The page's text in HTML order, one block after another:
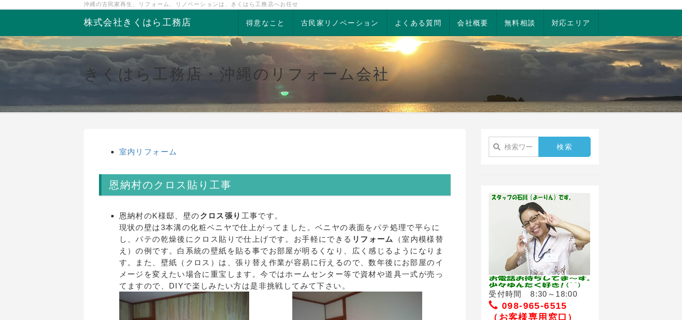
沖縄の古民家再生、リフォーム、リノベーションは、きくはら工務店へお任せ
株式会社きくはら工務店 得意なこと 古民家リノベーション よくある質問 会社概要 無料相談 対応エリア
きくはら工務店・沖縄のリフォーム会社
室内リフォーム
恩納村のクロス貼り工事
恩納村のK様邸、壁のクロス張り 工事です。
現状の壁は3本溝の化粧ベニヤで仕上がってました。ベニヤの表面をパテ処理で平らに
し、パテの乾燥後にクロス貼りで仕上げです。お手軽にできる リフォーム
（室内模様替
え）の例です。白系統の壁紙を貼る事でお部屋が明るくなり、広く感じるようになりま
す。また、壁紙（クロス）は、張り替え作業が容易に行えるので、数年後にお部屋のイ
メージを変えたい場合に重宝します。今ではホームセンター等で資材や道具一式が売っ
てますので、DIYで楽しみたい方は是非挑戦してみて下さい。
受付時間 8:30～18:00
098-965-6515
（お客様専用窓口）